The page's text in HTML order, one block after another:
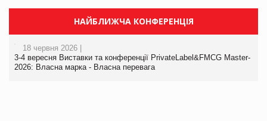
НАЙБЛИЖЧА КОНФЕРЕНЦІЯ
18 червня 2026 |
3-4 вересня Виставки та конференції PrivateLabel&FMCG Master-
2026: Власна марка - Власна перевага